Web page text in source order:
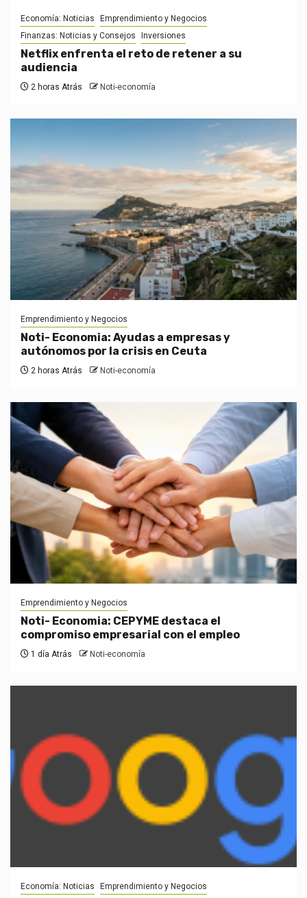
Economía: Noticias
Emprendimiento y Negocios
Finanzas: Noticias y Consejos
Inversiones
Netflix enfrenta el reto de retener a su
audiencia
2 horas Atrás Noti-economía
Emprendimiento y Negocios
Noti- Economia: Ayudas a empresas y
autónomos por la crisis en Ceuta
2 horas Atrás Noti-economía
Emprendimiento y Negocios
Noti- Economia: CEPYME destaca el
compromiso empresarial con el empleo
1 día Atrás Noti-economía
Economía: Noticias
Emprendimiento y Negocios